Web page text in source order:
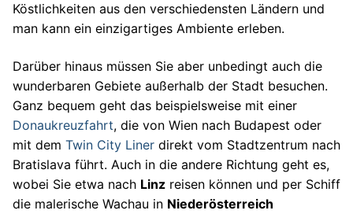
Köstlichkeiten aus den verschiedensten Ländern und
man kann ein einzigartiges Ambiente erleben.
Darüber hinaus müssen Sie aber unbedingt auch die
wunderbaren Gebiete außerhalb der Stadt besuchen.
Ganz bequem geht das beispielsweise mit einer
Donaukreuzfahrt, die von Wien nach Budapest oder
mit dem Twin City Liner direkt vom Stadtzentrum nach
Bratislava führt. Auch in die andere Richtung geht es,
wobei Sie etwa nach Linz reisen können und per Schiff
die malerische Wachau in Niederösterreich